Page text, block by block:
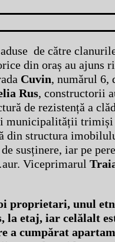
de către
din oraș au ajuns
Cuvin, numărul 6,
Rus, constructorii
de rezistență a
municipalității
din structura
susținere, iar pe
Viceprimarul
proprietari, unul
la etaj, iar celălalt
a cumpărat